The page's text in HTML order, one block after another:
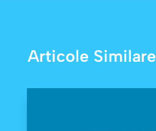
Articole Similare